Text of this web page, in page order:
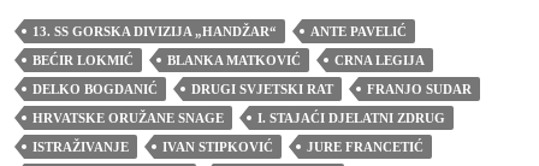
13. SS GORSKA DIVIZIJA „HANDŽAR“
ANTE PAVELIĆ
BEĆIR LOKMIĆ
BLANKA MATKOVIĆ
CRNA LEGIJA
DELKO BOGDANIĆ
DRUGI SVJETSKI RAT
FRANJO SUDAR
HRVATSKE ORUŽANE SNAGE
I. STAJAĆI DJELATNI ZDRUG
ISTRAŽIVANJE
IVAN STIPKOVIĆ
JURE FRANCETIĆ